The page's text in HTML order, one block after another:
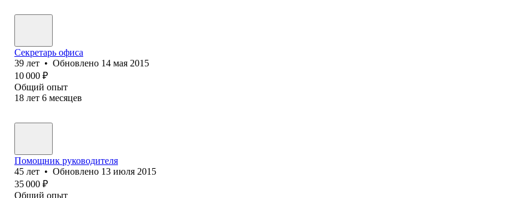
Секретарь офиса
39 лет • Обновлено 14 мая 2015
10 000 ₽
Общий опыт
18 лет 6 месяцев
Помощник руководителя
45 лет • Обновлено 13 июля 2015
35 000 ₽
Общий опыт